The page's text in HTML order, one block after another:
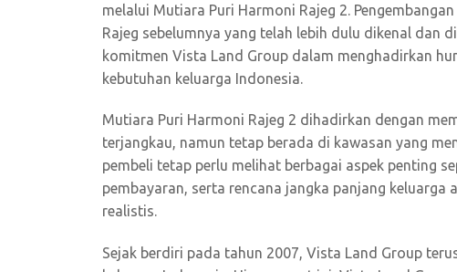
melalui Mutiara Puri Harmoni Rajeg 2.
Rajeg sebelumnya yang telah lebih dulu dikenal dan
komitmen Vista Land Group dalam menghadirkan
kebutuhan keluarga Indonesia.
Mutiara Puri Harmoni Rajeg 2 dihadirkan dengan
terjangkau, namun tetap berada di kawasan yang
pembeli tetap perlu melihat berbagai aspek penting
pembayaran, serta rencana jangka panjang
realistis.
Sejak berdiri pada tahun 2007, Vista Land Group